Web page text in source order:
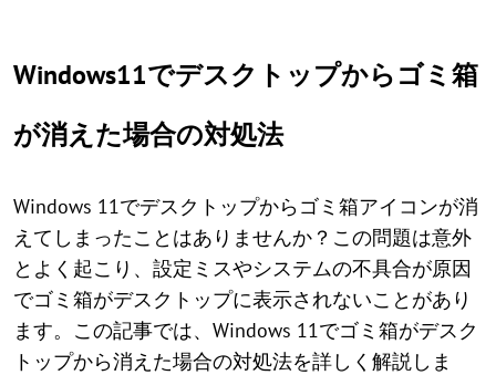
Windows11でデスクトップからゴミ箱
が消えた場合の対処法
Windows 11でデスクトップからゴミ箱アイコンが消
えてしまったことはありませんか？この問題は意外
とよく起こり、設定ミスやシステムの不具合が原因
でゴミ箱がデスクトップに表示されないことがあり
ます。この記事では、Windows 11でゴミ箱がデスク
トップから消えた場合の対処法を詳しく解説しま